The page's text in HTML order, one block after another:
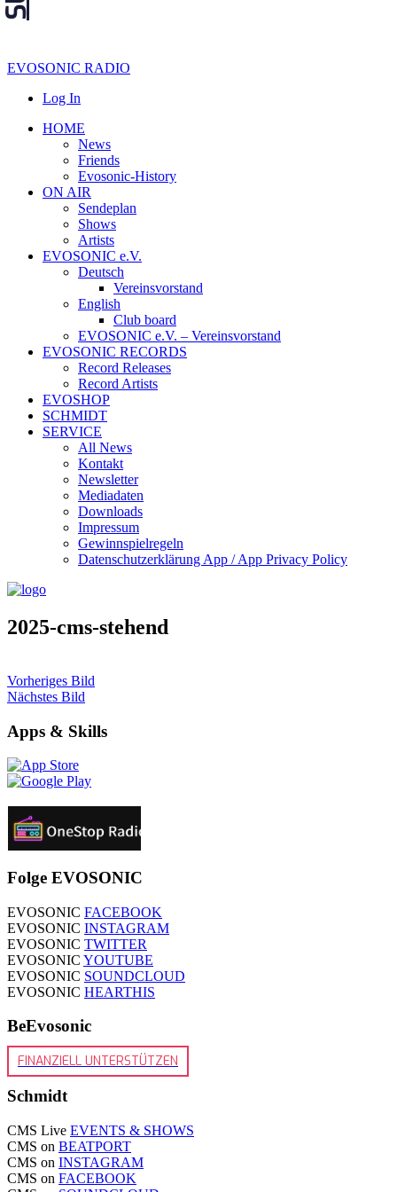
EVOSONIC RADIO
Log In
HOME
News
Friends
Evosonic-History
ON AIR
Sendeplan
Shows
Artists
EVOSONIC e.V.
Deutsch
Vereinsvorstand
English
Club board
EVOSONIC e.V. ‒ Vereinsvorstand
EVOSONIC RECORDS
Record Releases
Record Artists
EVOSHOP
SCHMIDT
SERVICE
All News
Kontakt
Newsletter
Mediadaten
Downloads
Impressum
Gewinnspielregeln
Datenschutzerklärung App / App Privacy Policy
2025-cms-stehend
Vorheriges Bild
Nächstes Bild
Apps & Skills
Folge EVOSONIC
EVOSONIC FACEBOOK
EVOSONIC INSTAGRAM
EVOSONIC TWITTER
EVOSONIC YOUTUBE
EVOSONIC SOUNDCLOUD
EVOSONIC HEARTHIS
BeEvosonic
FINANZIELL UNTERSTÜTZEN
Schmidt
CMS Live EVENTS & SHOWS
CMS on BEATPORT
CMS on INSTAGRAM
CMS on FACEBOOK